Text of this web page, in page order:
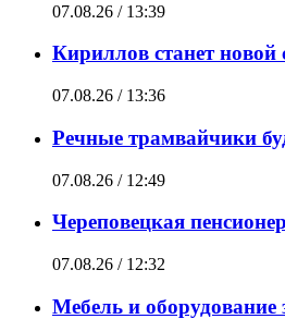
07.08.26 / 13:39
Кириллов станет новой
07.08.26 / 13:36
Речные трамвайчики
07.08.26 / 12:49
Череповецкая
07.08.26 / 12:32
Мебель и